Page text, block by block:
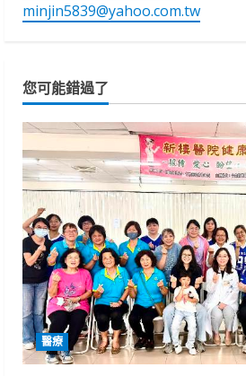
minjin5839@yahoo.com.tw
您可能錯過了
醫療